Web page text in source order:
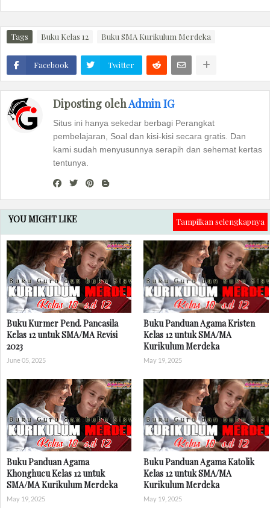
Tags Buku Kelas 12 Buku SMA Kurikulum Merdeka
Facebook Twitter
Diposting olehAdmin IG
Situs ini hanya sekedar berbagi Perangkat
pembelajaran, Soal dan kisi-kisi secara gratis. Dan
kami sudah menyusunnya serapih dan sehemat kertas
tentunya.
YOU MIGHT LIKE Tampilkan selengkapnya
Buku Kurmer Pend. Pancasila
Kelas 12 untuk SMA/MA Revisi
2023
June 05, 2025
Buku Panduan Agama Kristen
Kelas 12 untuk SMA/MA
Kurikulum Merdeka
May 19, 2025
Buku Panduan Agama
Khonghucu Kelas 12 untuk
SMA/MA Kurikulum Merdeka
May 19, 2025
Buku Panduan Agama Katolik
Kelas 12 untuk SMA/MA
Kurikulum Merdeka
May 19, 2025